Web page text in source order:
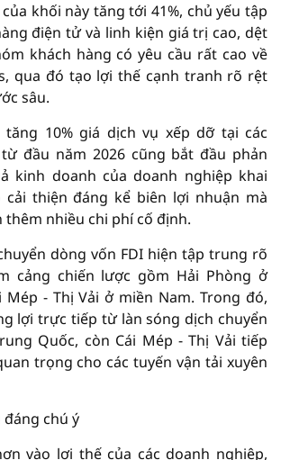
khối này tăng tới 41%, chủ yếu tập
điện tử và linh kiện giá trị cao, dệt
khách hàng có yêu cầu rất cao về
qua đó tạo lợi thế cạnh tranh rõ rệt
sâu.
tăng 10% giá dịch vụ xếp dỡ tại các
đầu năm 2026 cũng bắt đầu phản
kinh doanh của doanh nghiệp khai
cải thiện đáng kể biên lợi nhuận mà
nhiều chi phí cố định.
dòng vốn FDI hiện tập trung rõ
cảng chiến lược gồm Hải Phòng ở
Mép - Thị Vải ở miền Nam. Trong đó,
lợi trực tiếp từ làn sóng dịch chuyển
Quốc, còn Cái Mép - Thị Vải tiếp
trọng cho các tuyến vận tải xuyên
chú ý
vào lợi thế của các doanh nghiệp,